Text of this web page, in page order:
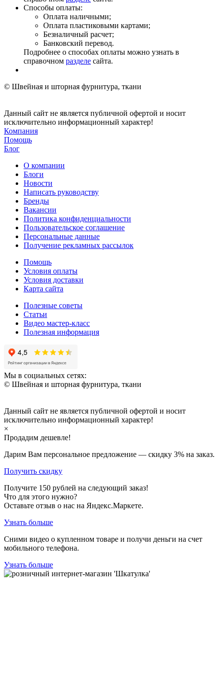
Способы оплаты:
Оплата наличными;
Оплата пластиковыми картами;
Безналичный расчет;
Банковский перевод.
Подробнее о способах оплаты можно узнать в
справочном разделе сайта.
© Швейная и шторная фурнитура, ткани
Данный сайт не является публичной офертой и носит
исключительно информационный характер!
Компания
Помощь
Блог
О компании
Блоги
Новости
Написать руководству
Бренды
Вакансии
Политика конфиденциальности
Пользовательское соглашение
Персональные данные
Получение рекламных рассылок
Помощь
Условия оплаты
Условия доставки
Карта сайта
Полезные советы
Статьи
Видео мастер-класс
Полезная информация
Мы в социальных сетях:
© Швейная и шторная фурнитура, ткани
Данный сайт не является публичной офертой и носит
исключительно информационный характер!
×
Продадим дешевле!
Дарим Вам персональное предложение — скидку 3% на заказ.
Получить скидку
Получите 150 рублей на следующий заказ!
Что для этого нужно?
Оставьте отзыв о нас на Яндекс.Маркете.
Узнать больше
Сними видео о купленном товаре и получи деньги на счет
мобильного телефона.
Узнать больше